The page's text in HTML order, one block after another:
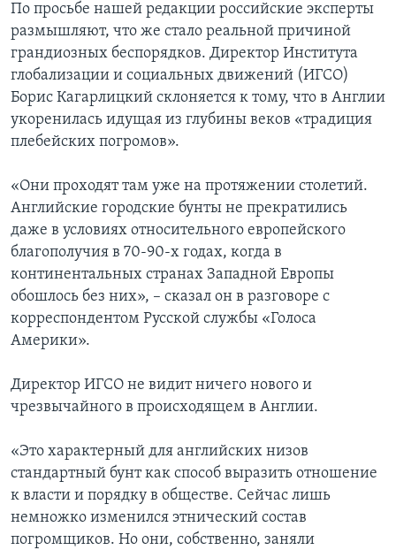
По просьбе нашей редакции российские эксперты
размышляют, что же стало реальной причиной
грандиозных беспорядков. Директор Института
глобализации и социальных движений (ИГСО)
Борис Кагарлицкий склоняется к тому, что в Англии
укоренилась идущая из глубины веков «традиция
плебейских погромов».
«Они проходят там уже на протяжении столетий.
Английские городские бунты не прекратились
даже в условиях относительного европейского
благополучия в 70-90-х годах, когда в
континентальных странах Западной Европы
обошлось без них», – сказал он в разговоре с
корреспондентом Русской службы «Голоса
Америки».
Директор ИГСО не видит ничего нового и
чрезвычайного в происходящем в Англии.
«Это характерный для английских низов
стандартный бунт как способ выразить отношение
к власти и порядку в обществе. Сейчас лишь
немножко изменился этнический состав
погромщиков. Но они, собственно, заняли